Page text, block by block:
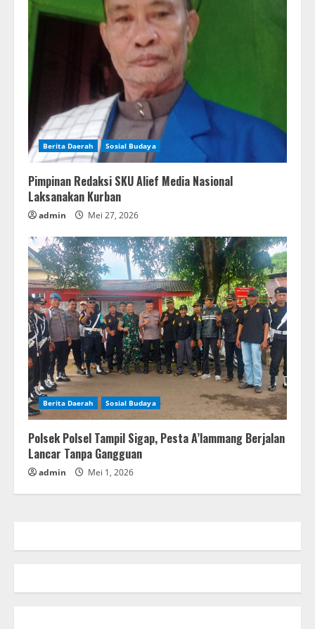
Berita Daerah Sosial Budaya
Pimpinan Redaksi SKU Alief Media Nasional
Laksanakan Kurban
admin Mei 27, 2026
Berita Daerah Sosial Budaya
Polsek Polsel Tampil Sigap, Pesta A’lammang Berjalan
Lancar Tanpa Gangguan
admin Mei 1, 2026